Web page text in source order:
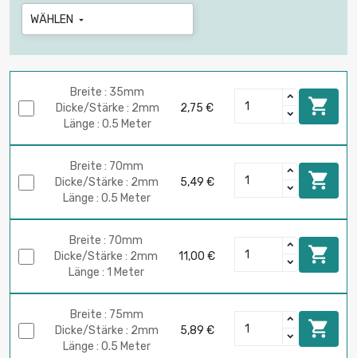
WÄHLEN 
Breite : 35mm
Dicke/Stärke : 2mm
Länge : 0.5 Meter
2,75 € 
Breite : 70mm
Dicke/Stärke : 2mm
Länge : 0.5 Meter
5,49 € 
Breite : 70mm
Dicke/Stärke : 2mm
Länge : 1 Meter
11,00 € 
Breite : 75mm
Dicke/Stärke : 2mm
Länge : 0.5 Meter
5,89 € 